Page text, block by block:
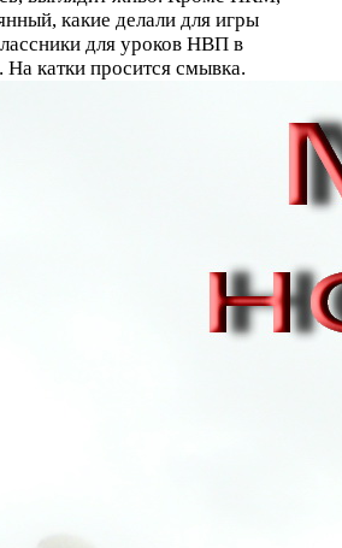
какие делали для игры
для уроков НВП в
На катки просится смывка.